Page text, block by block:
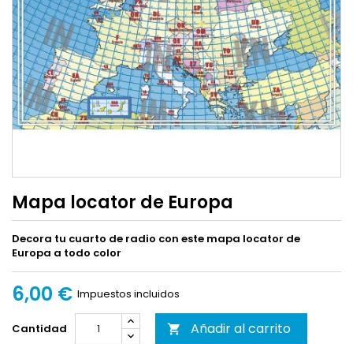
Mapa locator de Europa
Decora tu cuarto de radio con este mapa locator de
Europa a todo color
6,00 € Impuestos incluidos
Cantidad  Añadir al carrito